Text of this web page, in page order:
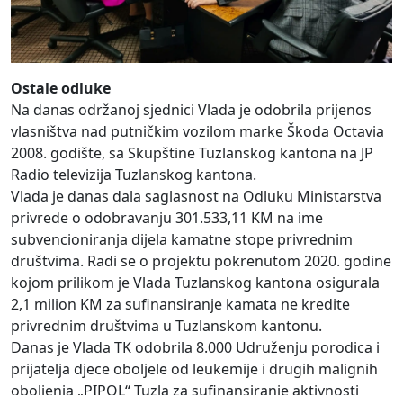
Ostale odluke
Na danas održanoj sjednici Vlada je odobrila prijenos
vlasništva nad putničkim vozilom marke Škoda Octavia
2008. godište, sa Skupštine Tuzlanskog kantona na JP
Radio televizija Tuzlanskog kantona.
Vlada je danas dala saglasnost na Odluku Ministarstva
privrede o odobravanju 301.533,11 KM na ime
subvencioniranja dijela kamatne stope privrednim
društvima. Radi se o projektu pokrenutom 2020. godine
kojom prilikom je Vlada Tuzlanskog kantona osigurala
2,1 milion KM za sufinansiranje kamata ne kredite
privrednim društvima u Tuzlanskom kantonu.
Danas je Vlada TK odobrila 8.000 Udruženju porodica i
prijatelja djece oboljele od leukemije i drugih malignih
oboljenja „PIPOL“ Tuzla za sufinansiranje aktivnosti